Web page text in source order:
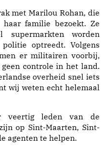
met Marilou Rohan, die
familie bezoekt. Ze
worden
optreedt. Volgens
er militairen voorbij,
controle in het land.
overheid snel iets
wij weten echt helemaal
veertig leden van de
op Sint-Maarten, Sint-
agenten te helpen.